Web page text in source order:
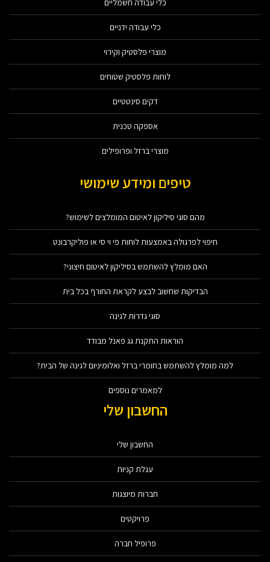
כלי עבודה חשמליים
כלי עבודה ידניים
מוצרי פלסטיק וקירוי
לוחות פלסטיק שטוחים
דקים סינטטיים
אספקה טכנית
מוצרי ברזל ופרופילים
טיפים ומידע שימושי
מהם סוגי סיליקון לאיטום המומלצים לשימוש?
חיפוי לפרגולה באמצעות לוחות פי וי סי או פוליקרבונט
האם מומלץ להשתמש בסיליקון לאיטום חיצוני?
הבדיקות שחשוב לבצע לקראת החורף בכל בית
סוגי גדרות לגינה
הוראות התקנת גג פאנל מבודד
למה מומלץ להשתמש בחומרי ברזל ואלומיניום לגינה של הבית?
למאמרים נוספים
החשבון שלי
החשבון שלי
עגלת קניות
חברות מיוצגות
פרויקטים
פרופיל חברה